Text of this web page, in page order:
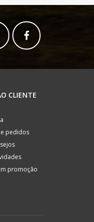
CLIENTE
pedidos
promoção